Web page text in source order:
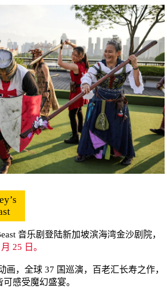
音乐剧登陆新加坡滨海湾金沙剧院，
25 日。
画，全球 37 国巡演，百老汇长寿之作，
感受魔幻盛宴。